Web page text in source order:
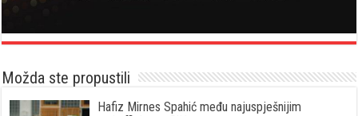
Možda ste propustili
Hafiz Mirnes Spahić među najuspješnijim